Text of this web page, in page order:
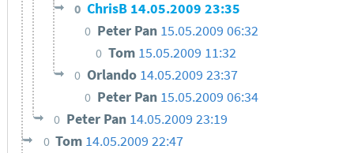
0 ChrisB 14.05.2009 23:35
0 Peter Pan 15.05.2009 06:32
0 Tom 15.05.2009 11:32
0 Orlando 14.05.2009 23:37
0 Peter Pan 15.05.2009 06:34
0 Peter Pan 14.05.2009 23:19
0 Tom 14.05.2009 22:47